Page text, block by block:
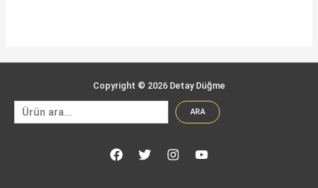
Copyright © 2026 Detay Düğme
ARA